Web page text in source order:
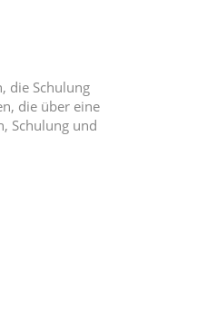
die Schulung
die über eine
Schulung und